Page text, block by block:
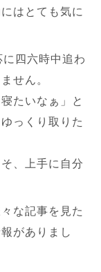
はとても気に
四六時中追わ
せん。
たいなぁ」と
っくり取りた
、上手に自分
な記事を見た
がありまし